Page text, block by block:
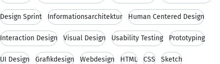
Design Sprint Informationsarchitektur Human Centered Design
Interaction Design Visual Design Usability Testing Prototyping
UI Design Grafikdesign Webdesign HTML CSS Sketch